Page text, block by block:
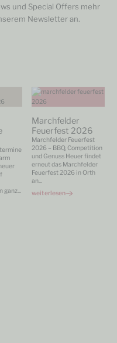
und Special Offers mehr
Newsletter an.
ganz...
Marchfelder
Feuerfest 2026
Marchfelder Feuerfest
2026 – BBQ, Competition
und Genuss Heuer findet
erneut das Marchfelder
Feuerfest 2026 in Orth
an...
weiterlesen